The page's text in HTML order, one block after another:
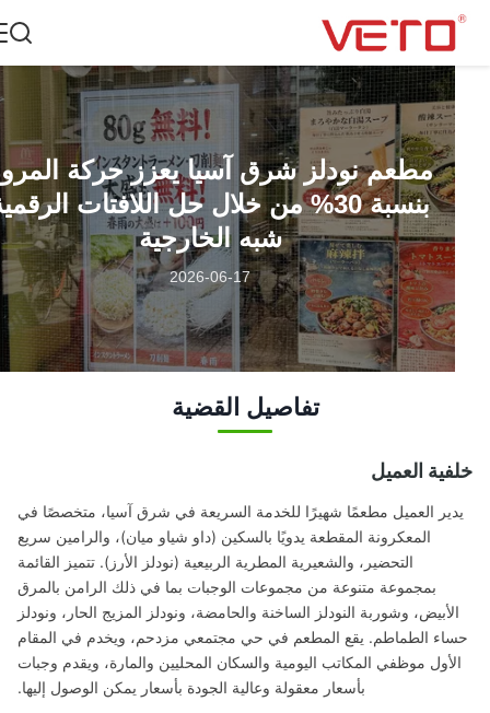
مطعم نودلز شرق آسيا يعزز حركة المرور
بنسبة 30% من خلال حل اللافتات الرقمية
شبه الخارجية
2026-06-17
تفاصيل القضية
العميل
العميل مطعمًا شهيرًا للخدمة السريعة في شرق آسيا، متخصصًا في
المعكرونة المقطعة يدويًا بالسكين (داو شياو ميان)، والرامين سريع
التحضير، والشعيرية المطرية الربيعية (نودلز الأرز). تتميز القائمة
بمجموعة متنوعة من مجموعات الوجبات بما في ذلك الرامن بالمرق
وشوربة النودلز الساخنة والحامضة، ونودلز المزيج الحار، ونودلز
الطماطم. يقع المطعم في حي مجتمعي مزدحم، ويخدم في المقام
موظفي المكاتب اليومية والسكان المحليين والمارة، ويقدم وجبات
بأسعار معقولة وعالية الجودة بأسعار يمكن الوصول إليها.